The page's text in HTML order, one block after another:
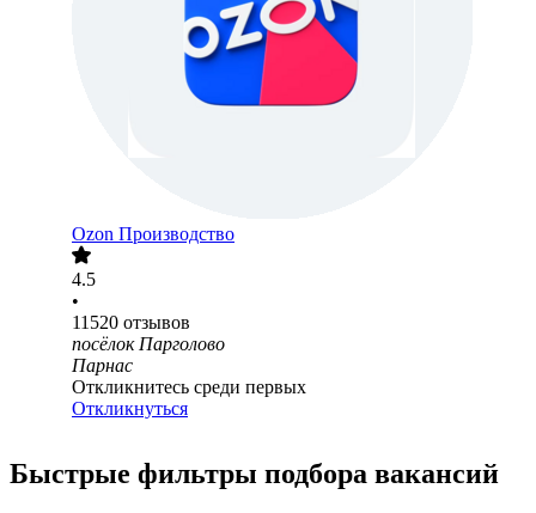
Ozon Производство
4.5
•
11520 отзывов
посёлок Парголово
Парнас
Откликнитесь среди первых
Откликнуться
Быстрые фильтры подбора вакансий